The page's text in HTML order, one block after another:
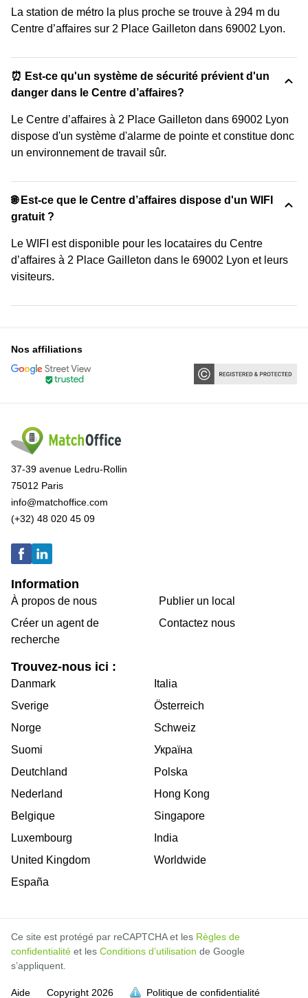
La station de métro la plus proche se trouve à 294 m du
Centre d’affaires sur 2 Place Gailleton dans 69002 Lyon.
⏰ Est-ce qu'un système de sécurité prévient d'un
danger dans le Centre d’affaires?
Le Centre d’affaires à 2 Place Gailleton dans 69002 Lyon
dispose d'un système d'alarme de pointe et constitue donc
un environnement de travail sûr.
🌐 Est-ce que le Centre d’affaires dispose d'un WIFI
gratuit ?
Le WIFI est disponible pour les locataires du Centre
d’affaires à 2 Place Gailleton dans le 69002 Lyon et leurs
visiteurs.
Nos affiliations
37-39 avenue Ledru-Rollin
75012 Paris
info@matchoffice.com
(+32) 48 020 45 09
Information
À propos de nous
Créer un agent de
recherche
Publier un local
Contactez nous
Trouvez-nous ici :
Danmark
Sverige
Norge
Suomi
Deutchland
Nederland
Belgique
Luxembourg
United Kingdom
España
Italia
Österreich
Schweiz
Україна
Polska
Hong Kong
Singapore
India
Worldwide
Ce site est protégé par reCAPTCHA et les Règles de
confidentialité et les Conditions d’utilisation de Google
s’appliquent.
Aide Copyright 2026 Politique de confidentialité